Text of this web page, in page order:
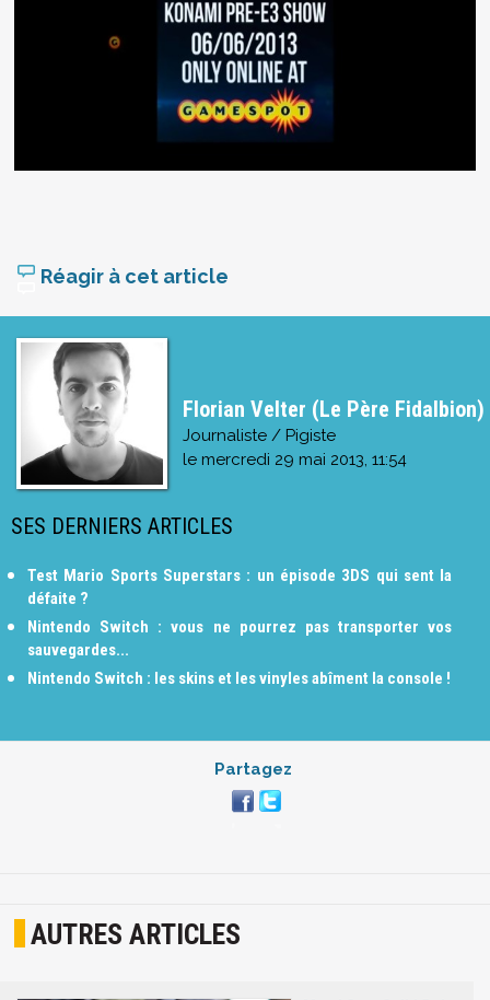
Réagir à cet article
Florian Velter (Le Père Fidalbion)
Journaliste / Pigiste
le mercredi 29 mai 2013, 11:54
SES DERNIERS ARTICLES
Test Mario Sports Superstars : un épisode 3DS qui sent la
défaite ?
Nintendo Switch : vous ne pourrez pas transporter vos
sauvegardes...
Nintendo Switch : les skins et les vinyles abîment la console !
Partagez
AUTRES ARTICLES